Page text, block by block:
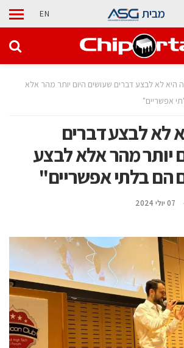
מבית EN
היא לא לבצע דברים שעושים היום יותר מהר אלא
אפשריים"
לא לבצע דברים
יותר מהר אלא לבצע
הם בלתי אפשריים"
07 יולי 2024